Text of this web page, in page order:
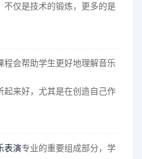
不仅是技术的锻炼，更多的是
程会帮助学生更好地理解音乐
起来好，尤其是在创造自己作
表演专业的重要组成部分，学